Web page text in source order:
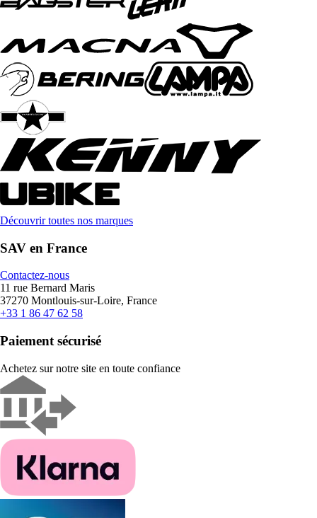
Découvrir toutes nos marques
SAV en France
Contactez-nous
11 rue Bernard Maris
37270 Montlouis-sur-Loire, France
+33 1 86 47 62 58
Paiement sécurisé
Achetez sur notre site en toute confiance